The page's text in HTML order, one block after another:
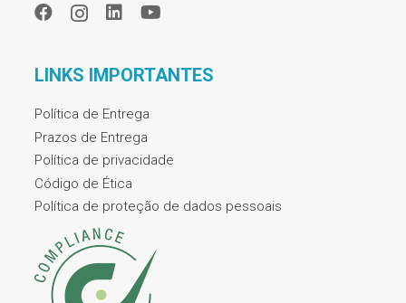
LINKS IMPORTANTES
Política de Entrega
Prazos de Entrega
Política de privacidade
Código de Ética
Política de proteção de dados pessoais